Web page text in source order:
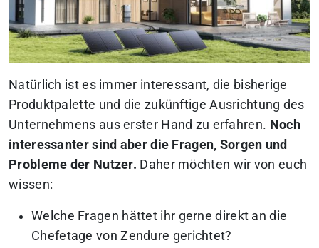
Natürlich ist es immer interessant, die bisherige
Produktpalette und die zukünftige Ausrichtung des
Unternehmens aus erster Hand zu erfahren. Noch
interessanter sind aber die Fragen, Sorgen und
Probleme der Nutzer. Daher möchten wir von euch
wissen:
Welche Fragen hättet ihr gerne direkt an die
Chefetage von Zendure gerichtet?